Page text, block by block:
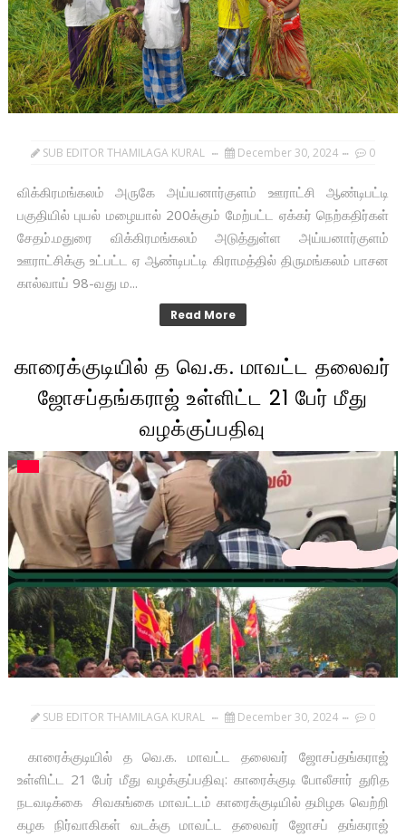
SUB EDITOR THAMILAGA KURAL December 30, 2024 0
விக்கிரமங்கலம் அருகே அய்யனார்குளம் ஊராட்சி ஆண்டிபட்டி
பகுதியில் புயல் மழையால் 200க்கும் மேற்பட்ட ஏக்கர் நெற்கதிர்கள்
சேதம்.மதுரை விக்கிரமங்கலம் அடுத்துள்ள அய்யனார்குளம்
ஊராட்சிக்கு உட்பட்ட ஏ ஆண்டிபட்டி கிராமத்தில் திருமங்கலம் பாசன
கால்வாய் 98-வது ம...
Read More
காரைக்குடியில் த வெ.க. மாவட்ட தலைவர்
ஜோசப்தங்கராஜ் உள்ளிட்ட 21 பேர் மீது
வழக்குப்பதிவு
SUB EDITOR THAMILAGA KURAL December 30, 2024 0
காரைக்குடியில் த வெ.க. மாவட்ட தலைவர் ஜோசப்தங்கராஜ்
உள்ளிட்ட 21 பேர் மீது வழக்குப்பதிவு: காரைக்குடி போலீசார் துரித
நடவடிக்கை சிவகங்கை மாவட்டம் காரைக்குடியில் தமிழக வெற்றி
கழக நிர்வாகிகள் வடக்கு மாவட்ட தலைவர் ஜோசப் தங்கராஜ்